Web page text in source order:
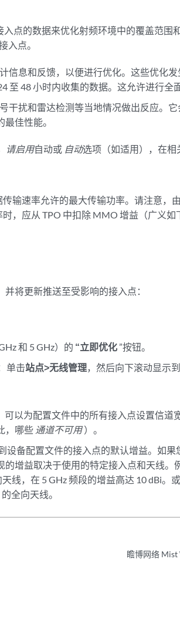
点的数据来优化射频环境中的覆盖范围
入点。
信息和反馈，以便进行优化。这些优化
至 48 小时内收集的数据。这允许进行全
干扰和雷达检测等当地情况做出反应。
佳性能。
请启用自动或 自动选项（如适用），在相
输速率允许的最大传输功率。请注意，
，应从 TPO 中扣除 MMO 增益（广义如
将更新推送至受影响的接入点：
和 5 GHz）的 “立即优化”按钮。
单击站点>无线管理，然后向下滚动显示到
可以为配置文件中的所有接入点设置信道
，哪些 通道不可用）。
设备配置文件的接入点的默认增益。如果
增益取决于使用的特定接入点和天线。
线，在 5 GHz 频段的增益高达 10 dBi。
全向天线。
瞻博网络 Mist